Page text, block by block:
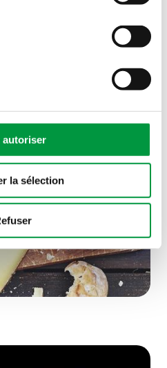
autoriser
la sélection
Howald,
et Bettembourg.